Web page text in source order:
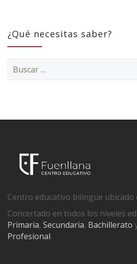
¿Qué necesitas saber?
Centro educativo bilingüe ubicado
Concertado en todos los niveles
Primaria, Secundaria, Bachillerato
Profesional.